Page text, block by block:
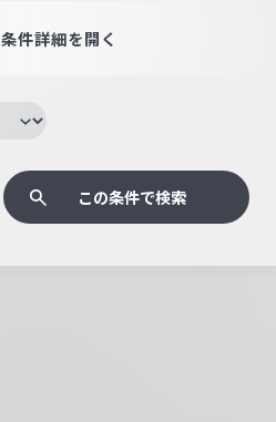
条件詳細を開く
この条件で検索